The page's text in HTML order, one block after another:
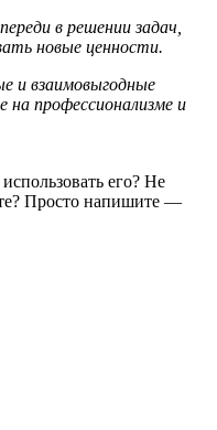
в решении задач,
новые ценности.
и взаимовыгодные
на профессионализме и
его? Не
Просто напишите —